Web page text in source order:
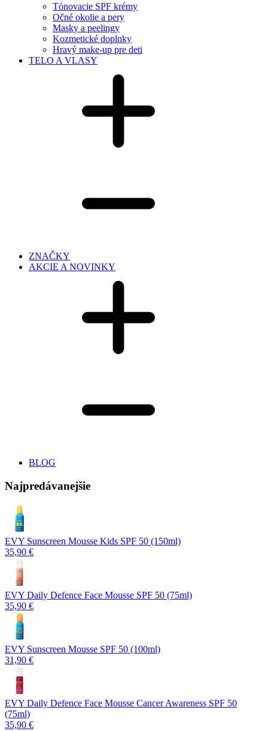
Tónovacie SPF krémy
Očné okolie a pery
Masky a peelingy
Kozmetické doplnky
Hravý make-up pre deti
TELO A VLASY
ZNAČKY
AKCIE A NOVINKY
BLOG
Najpredávanejšie
EVY Sunscreen Mousse Kids SPF 50 (150ml)
35,90 €
EVY Daily Defence Face Mousse SPF 50 (75ml)
35,90 €
EVY Sunscreen Mousse SPF 50 (100ml)
31,90 €
EVY Daily Defence Face Mousse Cancer Awareness SPF 50
(75ml)
35,90 €